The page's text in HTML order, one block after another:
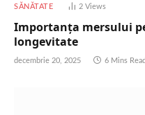
SĂNĂTATE 2Views
Importanța mersului
longevitate
decembrie 20, 2025 6 Mins Read